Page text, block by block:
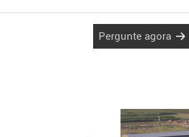
a aplicação e distribuição nos
Pergunte agora